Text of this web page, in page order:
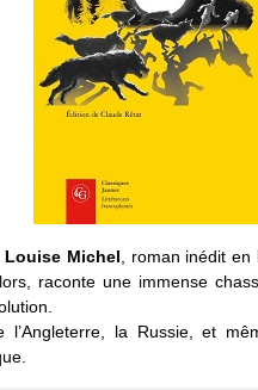
Louise Michel, roman inédit en
raconte une immense
l’Angleterre, la Russie, et